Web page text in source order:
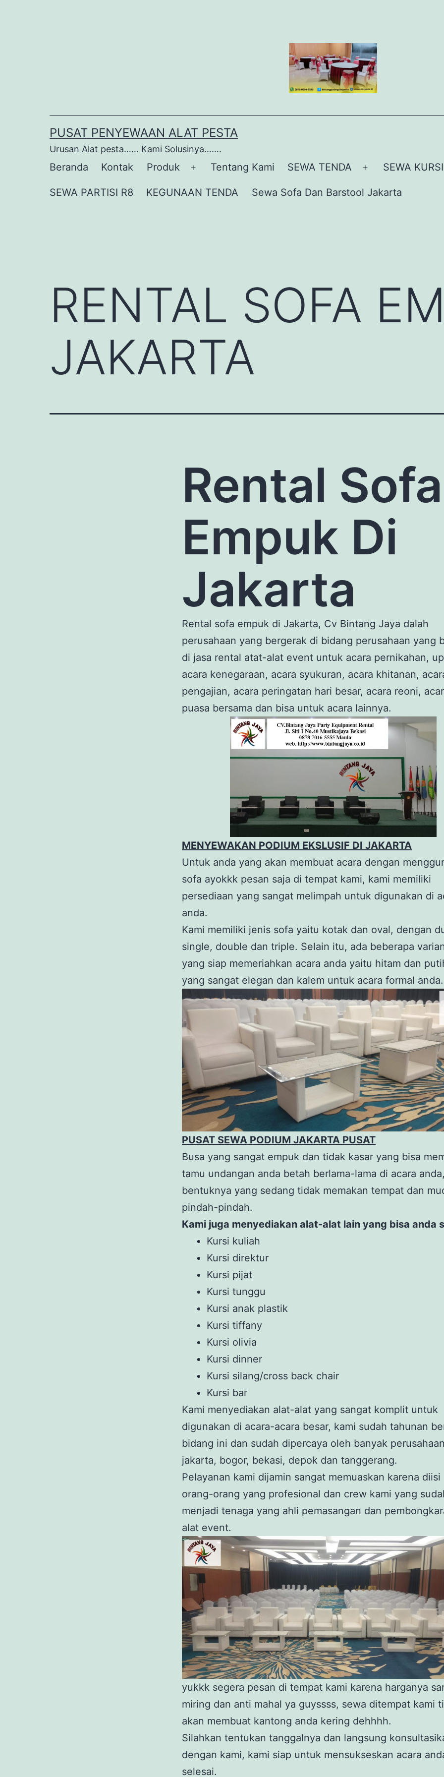
PUSAT PENYEWAAN ALAT PESTA
Urusan Alat pesta…… Kami Solusinya…….
Beranda Kontak Produk
Buka
menu
Tentang Kami SEWA TENDA
Buka
menu
SEWA KURSI
SEWA PARTISI R8 KEGUNAAN TENDA Sewa Sofa Dan Barstool Jakarta
RENTAL SOFA
JAKARTA
Rental Sofa
Empuk Di
Jakarta
Rental sofa empuk di Jakarta, Cv Bintang Jaya dalah
perusahaan yang bergerak di bidang perusahaan yang
di jasa rental atat-alat event untuk acara pernikahan,
acara kenegaraan, acara syukuran, acara khitanan,
pengajian, acara peringatan hari besar, acara reoni,
puasa bersama dan bisa untuk acara lainnya.
MENYEWAKAN PODIUM EKSLUSIF DI JAKARTA
Untuk anda yang akan membuat acara dengan
sofa ayokkk pesan saja di tempat kami, kami memiliki
persediaan yang sangat melimpah untuk digunakan di
anda.
Kami memiliki jenis sofa yaitu kotak dan oval, dengan
single, double dan triple. Selain itu, ada beberapa
yang siap memeriahkan acara anda yaitu hitam dan
yang sangat elegan dan kalem untuk acara formal anda.
PUSAT SEWA PODIUM JAKARTA PUSAT
Busa yang sangat empuk dan tidak kasar yang bisa
tamu undangan anda betah berlama-lama di acara anda,
bentuknya yang sedang tidak memakan tempat dan
pindah-pindah.
Kami juga menyediakan alat-alat lain yang bisa anda
Kursi kuliah
Kursi direktur
Kursi pijat
Kursi tunggu
Kursi anak plastik
Kursi tiffany
Kursi olivia
Kursi dinner
Kursi silang/cross back chair
Kursi bar
Kami menyediakan alat-alat yang sangat komplit untuk
digunakan di acara-acara besar, kami sudah tahunan
bidang ini dan sudah dipercaya oleh banyak
jakarta, bogor, bekasi, depok dan tanggerang.
Pelayanan kami dijamin sangat memuaskan karena diisi
orang-orang yang profesional dan crew kami yang
menjadi tenaga yang ahli pemasangan dan
alat event.
yukkk segera pesan di tempat kami karena harganya
miring dan anti mahal ya guyssss, sewa ditempat kami
akan membuat kantong anda kering dehhhh.
Silahkan tentukan tanggalnya dan langsung
dengan kami, kami siap untuk mensukseskan acara
selesai.